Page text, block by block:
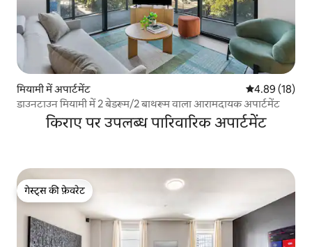
मियामी में अपार्टमेंट औसत रेटिंग 5 में
4.89 (18)
डाउनटाउन मियामी में 2 बेडरूम/2 बाथरूम वाला आरामदायक अपार्टमेंट
किराए पर उपलब्ध पारिवारिक अपार्टमेंट
गेस्ट्स की फ़ेवरेट
गेस्ट्स की फ़ेवरेट